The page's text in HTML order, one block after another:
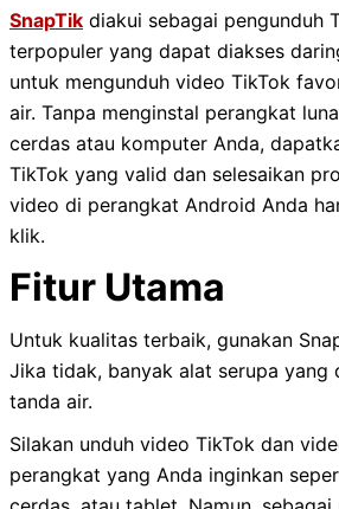
SnapTik diakui sebagai pengunduh
terpopuler yang dapat diakses
untuk mengunduh video TikTok
air. Tanpa menginstal perangkat
cerdas atau komputer Anda,
TikTok yang valid dan selesaikan
video di perangkat Android Anda
klik.
Fitur Utama
Untuk kualitas terbaik, gunakan
Jika tidak, banyak alat serupa yang
tanda air.
Silakan unduh video TikTok dan
perangkat yang Anda inginkan